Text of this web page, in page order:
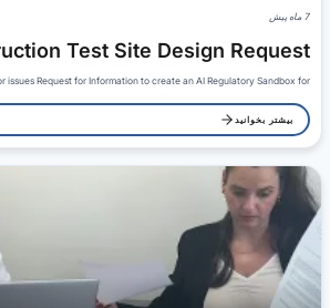
7 ماه پیش
Test Site Design Request
issues Request for Information to create an AI Regulatory Sandbox for…
بیشتر بخوانید